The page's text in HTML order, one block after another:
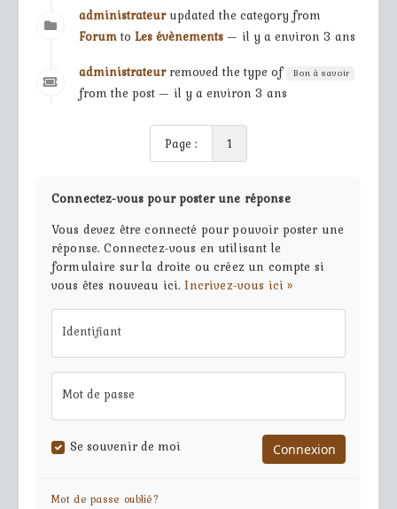
administrateur updated the category from
Forumto Les évènements — il y a environ 3 ans
administrateur removed the type of Bon à savoir
from the post — il y a environ 3 ans
Page : 1
Connectez-vous pour poster une réponse
Vous devez être connecté pour pouvoir poster une
réponse. Connectez-vous en utilisant le
formulaire sur la droite ou créez un compte si
vous êtes nouveau ici.Incrivez-vous ici »
Identifiant
Mot de passe
Se souvenir de moi
Mot de passe oublié?